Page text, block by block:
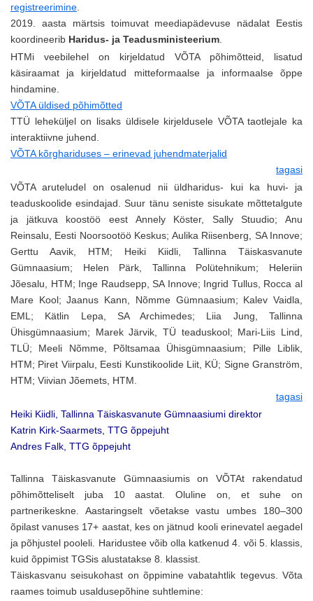
registreerimine
2019. aasta märtsis toimuvat meediapädevuse nädalat Eestis
koordineerib Haridus- ja Teadusministeerium
HTMi veebilehel on kirjeldatud VÕTA põhimõtteid, lisatud
käsiraamat ja kirjeldatud mitteformaalse ja informaalse õppe
hindamine.
VÕTA üldised põhimõtted
TTÜ leheküljel on lisaks üldisele kirjeldusele VÕTA taotlejale ka
interaktiivne juhend.
VÕTA kõrghariduses – erinevad juhendmaterjalid
tagasi
VÕTA aruteludel on osalenud nii üldharidus- kui ka huvi- ja
teaduskoolide esindajad. Suur tänu seniste sisukate mõttetalgute
ja jätkuva koostöö eest Annely Köster, Sally Stuudio; Anu
Reinsalu, Eesti Noorsootöö Keskus; Aulika Riisenberg, SA Innove;
Gerttu Aavik, HTM; Heiki Kiidli, Tallinna Täiskasvanute
Gümnaasium; Helen Pärk, Tallinna Polütehnikum; Heleriin
Jõesalu, HTM; Inge Raudsepp, SA Innove; Ingrid Tullus, Rocca al
Mare Kool; Jaanus Kann, Nõmme Gümnaasium; Kalev Vaidla,
EML; Kätlin Lepa, SA Archimedes; Liia Jung, Tallinna
Ühisgümnaasium; Marek Järvik, TÜ teaduskool; Mari-Liis Lind,
TLÜ; Meeli Nõmme, Põltsamaa Ühisgümnaasium; Pille Liblik,
HTM; Piret Viirpalu, Eesti Kunstikoolide Liit, KÜ; Signe Granström,
HTM; Viivian Jõemets, HTM.
tagasi
Heiki Kiidli, Tallinna Täiskasvanute Gümnaasiumi direktor
Katrin Kirk-Saarmets, TTG õppejuht
Andres Falk, TTG õppejuht
Tallinna Täiskasvanute Gümnaasiumis on VÕTAt rakendatud
põhimõtteliselt juba 10 aastat. Oluline on, et suhe on
partnerikeskne. Aastaringselt võetakse vastu umbes 180–300
õpilast vanuses 17+ aastat, kes on jätnud kooli erinevatel aegadel
ja põhjustel pooleli. Haridustee võib olla katkenud 4. või 5. klassis,
kuid õppimist TGSis alustatakse 8. klassist.
Täiskasvanu seisukohast on õppimine vabatahtlik tegevus. Võta
raames toimub usaldusepõhine suhtlemine: